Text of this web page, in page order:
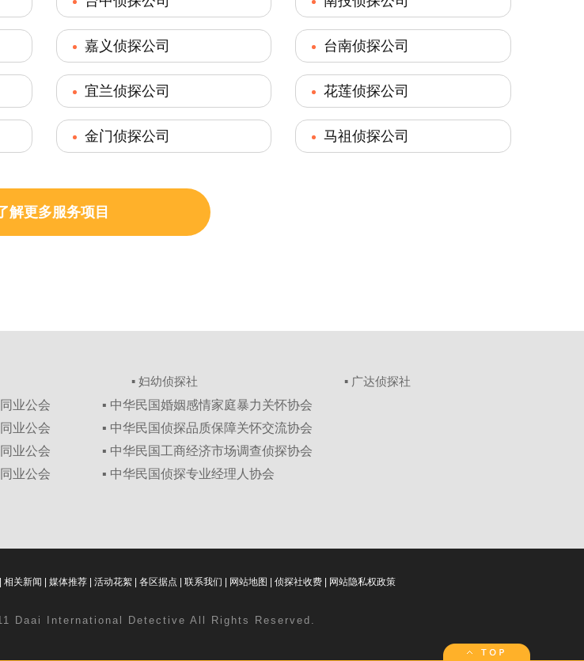
嘉义侦探公司 台南侦探公司
宜兰侦探公司 花莲侦探公司
金门侦探公司 马祖侦探公司
解更多服务项目
▪ 妇幼侦探社 ▪ 广达侦探社
业公会
业公会
业公会
业公会
▪ 中华民国婚姻感情家庭暴力关怀协会
▪ 中华民国侦探品质保障关怀交流协会
▪ 中华民国工商经济市场调查侦探协会
▪ 中华民国侦探专业经理人协会
| 相关新闻 | 媒体推荐 | 活动花絮 | 各区据点 | 联系我们 | 网站地图 | 侦探社收费 | 网站隐私权政策
Daai International Detective All Rights Reserved.